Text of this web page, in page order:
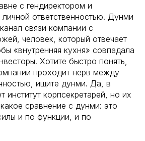
с гендиректором и
ответственностью. Дунми
связи компании с
человек, который отвечает
«внутренняя кухня» совпадала
Хотите быстро понять,
проходит нерв между
ищите дунми. Да, в
институт корпсекретарей, но их
сравнение с дунми: это
и по функции, и по